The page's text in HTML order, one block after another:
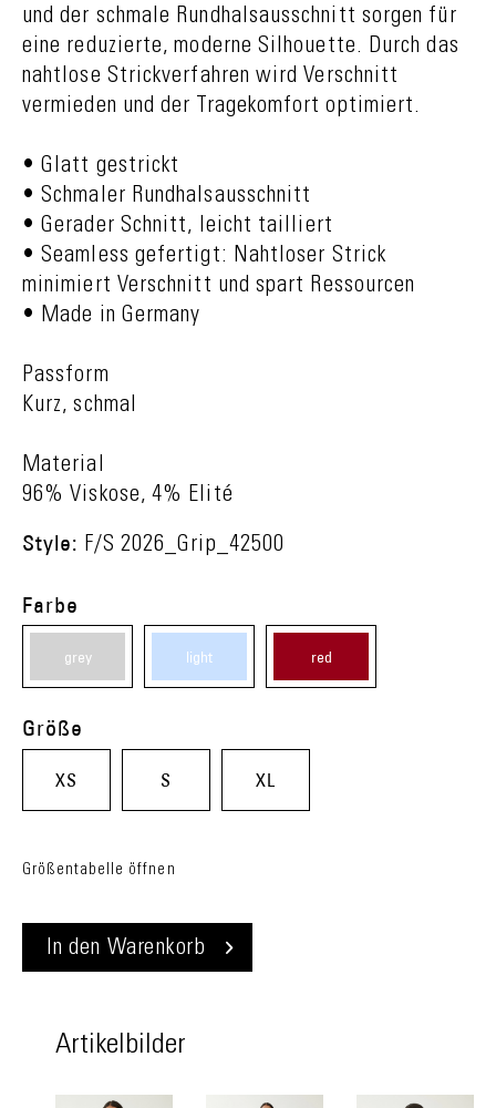
und der schmale Rundhalsausschnitt sorgen für
eine reduzierte, moderne Silhouette. Durch das
nahtlose Strickverfahren wird Verschnitt
vermieden und der Tragekomfort optimiert.
• Glatt gestrickt
• Schmaler Rundhalsausschnitt
• Gerader Schnitt, leicht tailliert
• Seamless gefertigt: Nahtloser Strick
minimiert Verschnitt und spart Ressourcen
• Made in Germany
Passform
Kurz, schmal
Material
96% Viskose, 4% Elité
Style: F/S 2026_Grip_42500
Farbe
grey light
(60)
red
Größe
XS S XL
Größentabelle öffnen
In den Warenkorb
Artikelbilder